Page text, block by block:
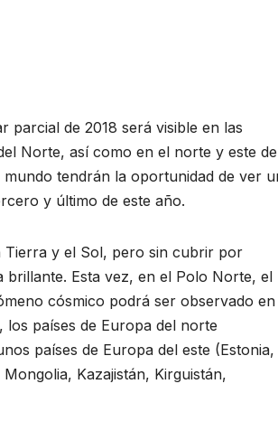
parcial de 2018 será visible en las
Norte, así como en el norte y este de
mundo tendrán la oportunidad de ver
y último de este año.
Tierra y el Sol, pero sin cubrir por
Esta vez, en el Polo Norte, el
cósmico podrá ser observado en
países de Europa del norte
países de Europa del este (Estonia,
Kazajistán, Kirguistán,